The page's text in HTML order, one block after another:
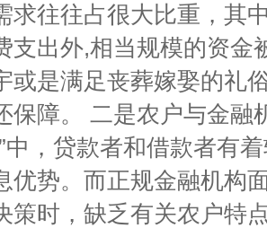
求往往占很大比重，其
支出外,相当规模的资金
或是满足丧葬嫁娶的礼
保障。 二是农户与金融
中，贷款者和借款者有
优势。而正规金融机构
策时，缺乏有关农户特